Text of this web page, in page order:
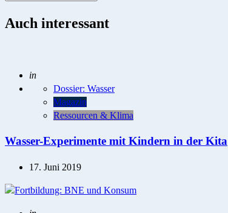
Auch interessant
Posted
in
Dossier: Wasser
Magazin
Ressourcen & Klima
Wasser-Experimente mit Kindern in der Kita
17. Juni 2019